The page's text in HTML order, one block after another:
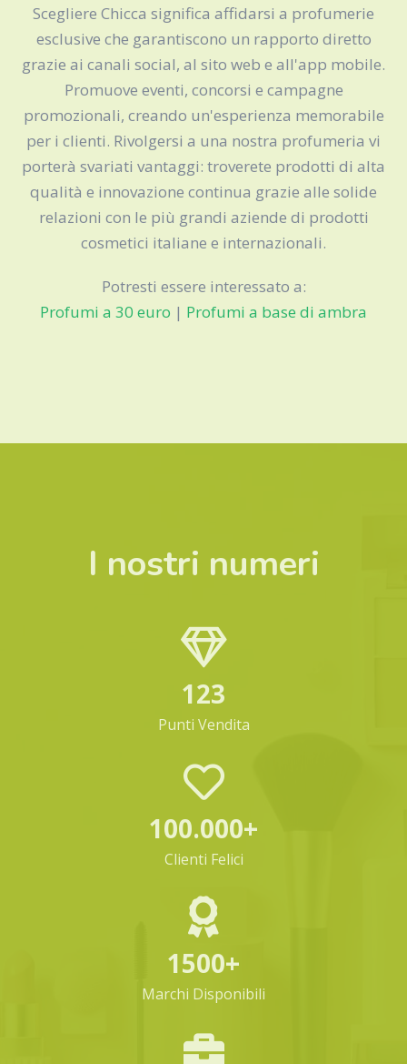
Scegliere Chicca significa affidarsi a profumerie
esclusive che garantiscono un rapporto diretto
grazie ai canali social, al sito web e all'app mobile.
Promuove eventi, concorsi e campagne
promozionali, creando un'esperienza memorabile
per i clienti. Rivolgersi a una nostra profumeria vi
porterà svariati vantaggi: troverete prodotti di alta
qualità e innovazione continua grazie alle solide
relazioni con le più grandi aziende di prodotti
cosmetici italiane e internazionali.
Potresti essere interessato a:
Profumi a 30 euro | Profumi a base di ambra
I nostri numeri
123
Punti Vendita
100.000+
Clienti Felici
1500+
Marchi Disponibili